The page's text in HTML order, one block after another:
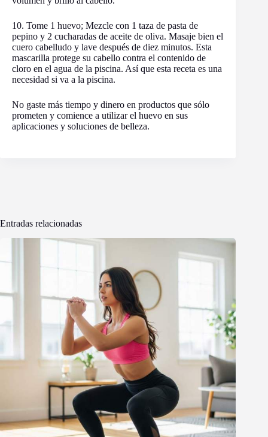
10. Tome 1 huevo; Mezcle con 1 taza de pasta de
pepino y 2 cucharadas de aceite de oliva. Masaje bien el
cuero cabelludo y lave después de diez minutos. Esta
mascarilla protege su cabello contra el contenido de
cloro en el agua de la piscina. Así que esta receta es una
necesidad si va a la piscina.
No gaste más tiempo y dinero en productos que sólo
prometen y comience a utilizar el huevo en sus
aplicaciones y soluciones de belleza.
Entradas relacionadas